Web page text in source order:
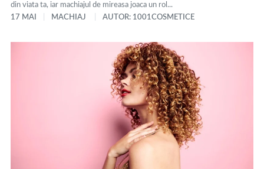
din viata ta, iar machiajul de mireasa joaca un rol...
17 MAI
MACHIAJ AUTOR: 1001COSMETICE